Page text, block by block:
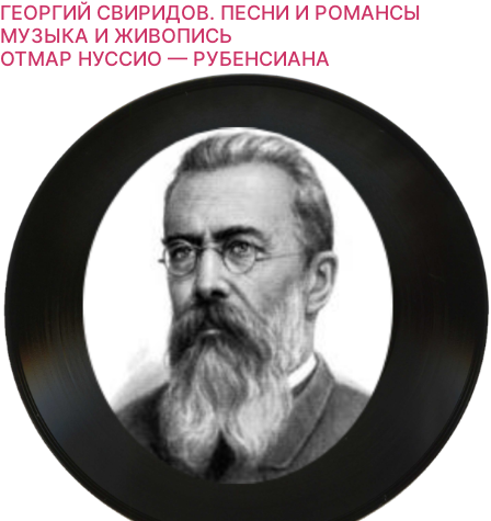
ГЕОРГИЙ СВИРИДОВ. ПЕСНИ И РОМАНСЫ
МУЗЫКА И ЖИВОПИСЬ
ОТМАР НУССИО — РУБЕНСИАНА